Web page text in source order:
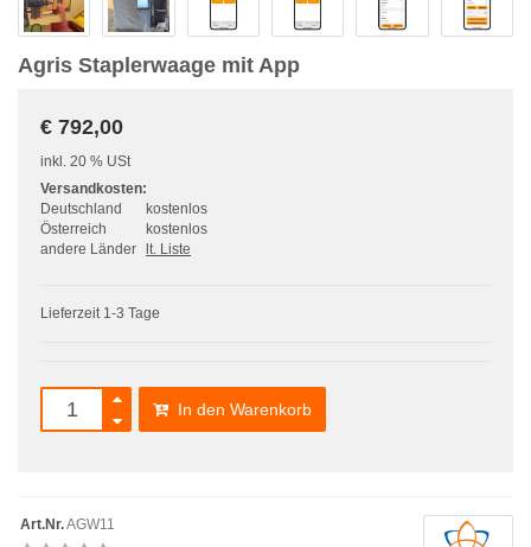
Agris Staplerwaage mit App
€ 792,00
inkl. 20 % USt
Versandkosten:
Deutschland
Österreich
andere Länder
kostenlos
kostenlos
lt. Liste
Lieferzeit 1-3 Tage
In den Warenkorb
Art.Nr.AGW11